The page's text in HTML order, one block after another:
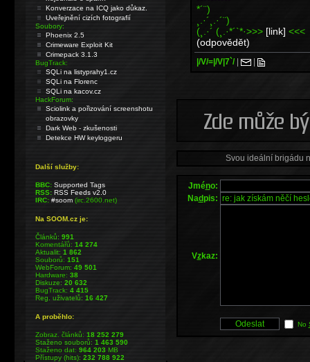
*´¨)
¸.·´¸.·´¨)
(¸.·´ (¸.·*´`*·>>> [link] <<<
(odpovědět)
|/V/=|/V|7`/| |
Svou ideální brigádu
Jméno:
Nadpis:
Vzkaz:
No
Konverzace na ICQ jako důkaz.
Uveřejnění cizích fotografií
Soubory:
Phoenix 2.5
Crimeware Exploit Kit
Crimepack 3.1.3
BugTrack:
SQLi na listyprahy1.cz
SQLi na Florenc
SQLi na kacov.cz
HackForum:
Sciolink a pořizování screenshotu
obrazovky
Dark Web - zkušenosti
Detekce HW keyloggeru
Další služby:
BBC: Supported Tags
RSS: RSS Feeds v2.0
IRC: #soom(irc.2600.net)
Na SOOM.cz je:
Článků:991
Komentářů:14 274
Aktualit:1 862
Souborů:151
WebForum:49 501
Hardware:38
Diskuze:20 632
BugTrack:4 415
Reg. uživatelů:16 427
A proběhlo:
Zobraz. článků:18 252 279
Staženo souborů:1 463 590
Staženo dat:964 203MB
Přístupy (hits):232 788 922